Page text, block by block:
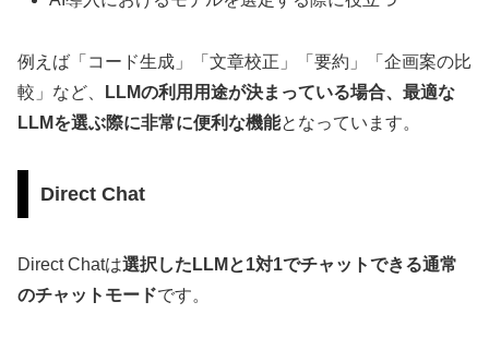
例えば「コード生成」「文章校正」「要約」「企画案の比
較」など、
LLMの利用用途が決まっている場合、最適な
LLMを選ぶ際に非常に便利な機能となっています。
Direct Chat
Direct Chatは選択したLLMと1対1でチャットできる通常
のチャットモードです。